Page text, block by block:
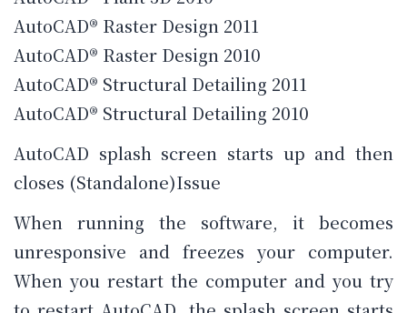
AutoCAD® Raster Design 2011
AutoCAD® Raster Design 2010
AutoCAD® Structural Detailing 2011
AutoCAD® Structural Detailing 2010
AutoCAD splash screen starts up and then
closes (Standalone)Issue
When running the software, it becomes
unresponsive and freezes your computer.
When you restart the computer and you try